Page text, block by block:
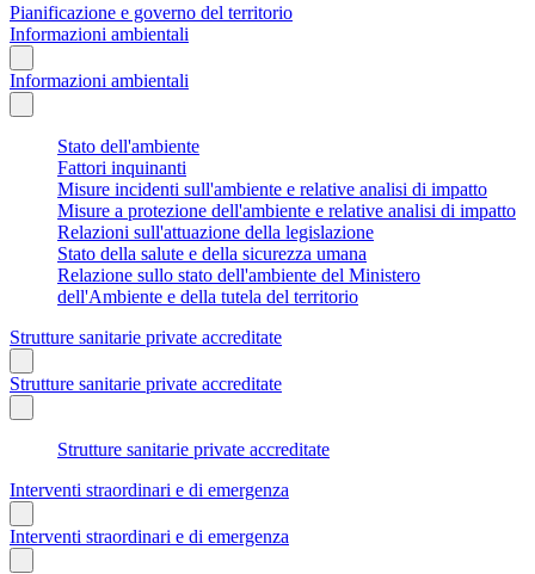
Pianificazione e governo del territorio
Informazioni ambientali
Informazioni ambientali
Stato dell'ambiente
Fattori inquinanti
Misure incidenti sull'ambiente e relative analisi di impatto
Misure a protezione dell'ambiente e relative analisi di impatto
Relazioni sull'attuazione della legislazione
Stato della salute e della sicurezza umana
Relazione sullo stato dell'ambiente del Ministero
dell'Ambiente e della tutela del territorio
Strutture sanitarie private accreditate
Strutture sanitarie private accreditate
Strutture sanitarie private accreditate
Interventi straordinari e di emergenza
Interventi straordinari e di emergenza